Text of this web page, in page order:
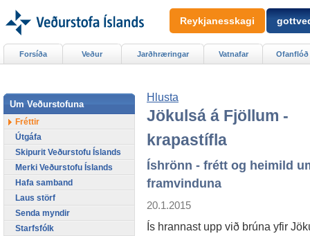
Hlusta
Jökulsá á Fjöllum -
krapastífla
Íshrönn - frétt og heimild
framvinduna
20.1.2015
Ís hrannast upp við brúna yfir
Forsíða Veður Jarðhræringar Vatnafar Ofanflóð
Um Veðurstofuna
Fréttir
Útgáfa
Skipurit Veðurstofu Íslands
Merki Veðurstofu Íslands
Hafa samband
Laus störf
Senda myndir
Starfsfólk
Reykjanesskagi